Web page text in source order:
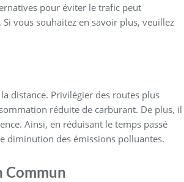
pour éviter le trafic peut
vous souhaitez en savoir plus, veuillez
distance. Privilégier des routes plus
réduite de carburant. De plus, il
Ainsi, en réduisant le temps passé
diminution des émissions polluantes.
Commun